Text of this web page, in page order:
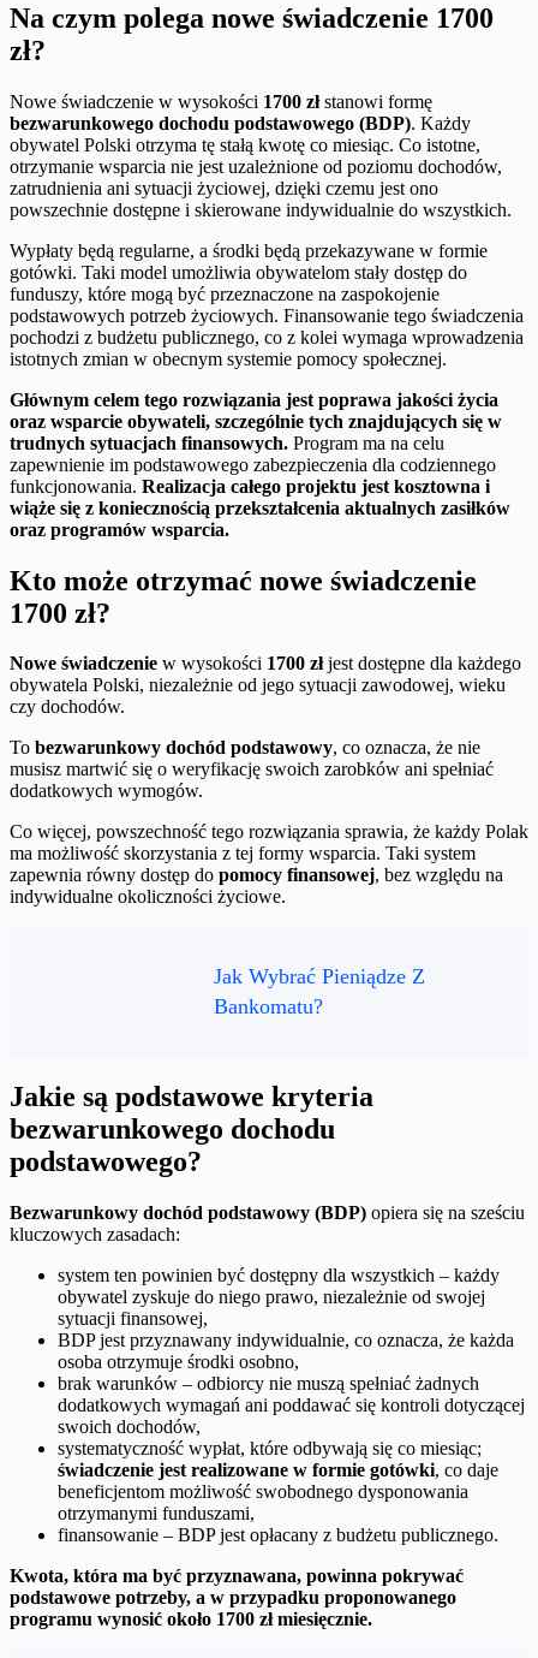
Na czym polega nowe świadczenie 1700
zł?
Nowe świadczenie w wysokości 1700 złstanowi formę
bezwarunkowego dochodu podstawowego (BDP). Każdy
obywatel Polski otrzyma tę stałą kwotę co miesiąc. Co istotne,
otrzymanie wsparcia nie jest uzależnione od poziomu dochodów,
zatrudnienia ani sytuacji życiowej, dzięki czemu jest ono
powszechnie dostępne i skierowane indywidualnie do wszystkich.
Wypłaty będą regularne, a środki będą przekazywane w formie
gotówki. Taki model umożliwia obywatelom stały dostęp do
funduszy, które mogą być przeznaczone na zaspokojenie
podstawowych potrzeb życiowych. Finansowanie tego świadczenia
pochodzi z budżetu publicznego, co z kolei wymaga wprowadzenia
istotnych zmian w obecnym systemie pomocy społecznej.
Głównym celem tego rozwiązania jest poprawa jakości życia
oraz wsparcie obywateli, szczególnie tych znajdujących się w
trudnych sytuacjach finansowych. Program ma na celu
zapewnienie im podstawowego zabezpieczenia dla codziennego
funkcjonowania. Realizacja całego projektu jest kosztowna i
wiąże się z koniecznością przekształcenia aktualnych zasiłków
oraz programów wsparcia.
Kto może otrzymać nowe świadczenie
1700 zł?
Nowe świadczenie w wysokości 1700 złjest dostępne dla każdego
obywatela Polski, niezależnie od jego sytuacji zawodowej, wieku
czy dochodów.
To bezwarunkowy dochód podstawowy, co oznacza, że nie
musisz martwić się o weryfikację swoich zarobków ani spełniać
dodatkowych wymogów.
Co więcej, powszechność tego rozwiązania sprawia, że każdy Polak
ma możliwość skorzystania z tej formy wsparcia. Taki system
zapewnia równy dostęp do pomocy finansowej, bez względu na
indywidualne okoliczności życiowe.
Jak Wybrać Pieniądze Z
Bankomatu?
Jakie są podstawowe kryteria
bezwarunkowego dochodu
podstawowego?
Bezwarunkowy dochód podstawowy (BDP) opiera się na sześciu
kluczowych zasadach:
system ten powinien być dostępny dla wszystkich – każdy
obywatel zyskuje do niego prawo, niezależnie od swojej
sytuacji finansowej,
BDP jest przyznawany indywidualnie, co oznacza, że każda
osoba otrzymuje środki osobno,
brak warunków – odbiorcy nie muszą spełniać żadnych
dodatkowych wymagań ani poddawać się kontroli dotyczącej
swoich dochodów,
systematyczność wypłat, które odbywają się co miesiąc;
świadczenie jest realizowane w formie gotówki, co daje
beneficjentom możliwość swobodnego dysponowania
otrzymanymi funduszami,
finansowanie – BDP jest opłacany z budżetu publicznego.
Kwota, która ma być przyznawana, powinna pokrywać
podstawowe potrzeby, a w przypadku proponowanego
programu wynosić około 1700 zł miesięcznie.